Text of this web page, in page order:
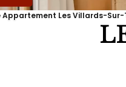
Les Villards-Sur-